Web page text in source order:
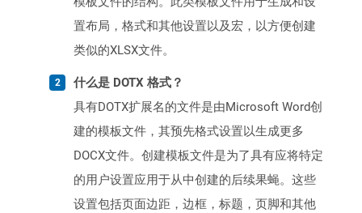
置布局，格式和其他设置以及宏，以方便创建
类似的XLSX文件。
什么是 DOTX 格式？
具有DOTX扩展名的文件是由Microsoft Word创
建的模板文件，其预先格式设置以生成更多
DOCX文件。创建模板文件是为了具有应将特定
的用户设置应用于从中创建的后续果蝇。这些
设置包括页面边距，边框，标题，页脚和其他